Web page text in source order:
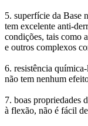
5. superfície da Base
tem excelente anti-
condições, tais como
e outros complexos
6. resistência
não tem nenhum
7. boas propriedades
à flexão, não é fácil